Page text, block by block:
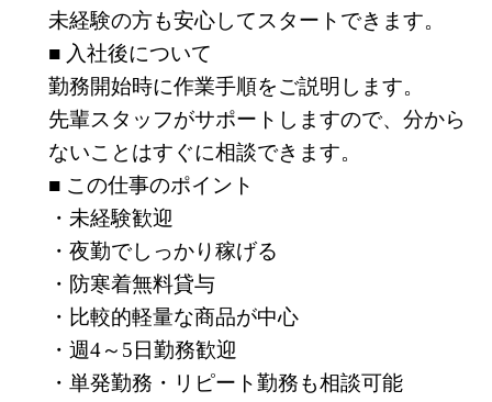
未経験の方も安心してスタートできます。
■ 入社後について
勤務開始時に作業手順をご説明します。
先輩スタッフがサポートしますので、分から
ないことはすぐに相談できます。
■ この仕事のポイント
・未経験歓迎
・夜勤でしっかり稼げる
・防寒着無料貸与
・比較的軽量な商品が中心
・週4～5日勤務歓迎
・単発勤務・リピート勤務も相談可能